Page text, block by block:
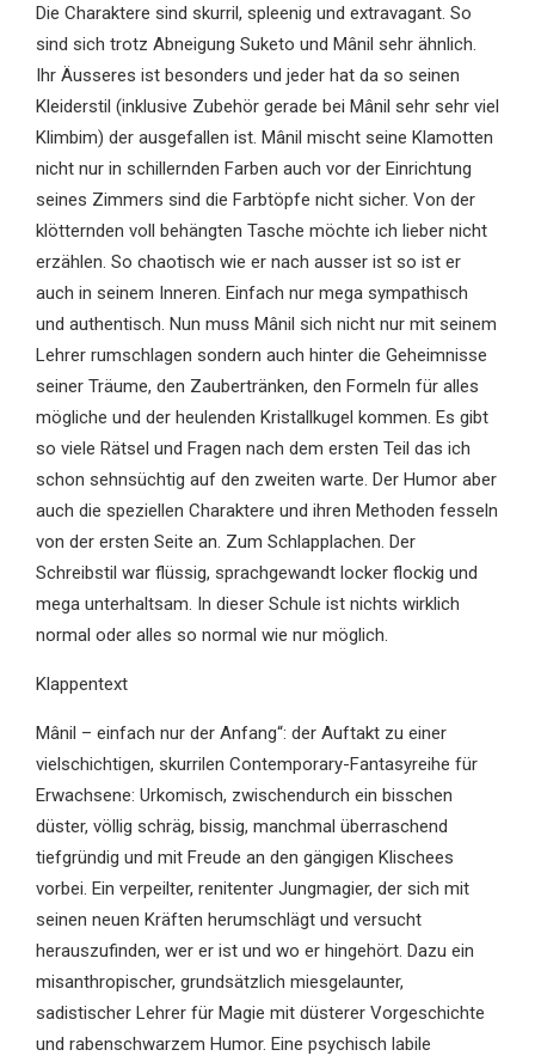
Die Charaktere sind skurril, spleenig und extravagant. So
sind sich trotz Abneigung Suketo und Mânil sehr ähnlich.
Ihr Äusseres ist besonders und jeder hat da so seinen
Kleiderstil (inklusive Zubehör gerade bei Mânil sehr sehr viel
Klimbim) der ausgefallen ist. Mânil mischt seine Klamotten
nicht nur in schillernden Farben auch vor der Einrichtung
seines Zimmers sind die Farbtöpfe nicht sicher. Von der
klötternden voll behängten Tasche möchte ich lieber nicht
erzählen. So chaotisch wie er nach ausser ist so ist er
auch in seinem Inneren. Einfach nur mega sympathisch
und authentisch. Nun muss Mânil sich nicht nur mit seinem
Lehrer rumschlagen sondern auch hinter die Geheimnisse
seiner Träume, den Zaubertränken, den Formeln für alles
mögliche und der heulenden Kristallkugel kommen. Es gibt
so viele Rätsel und Fragen nach dem ersten Teil das ich
schon sehnsüchtig auf den zweiten warte. Der Humor aber
auch die speziellen Charaktere und ihren Methoden fesseln
von der ersten Seite an. Zum Schlapplachen. Der
Schreibstil war flüssig, sprachgewandt locker flockig und
mega unterhaltsam. In dieser Schule ist nichts wirklich
normal oder alles so normal wie nur möglich.
Klappentext
Mânil – einfach nur der Anfang“: der Auftakt zu einer
vielschichtigen, skurrilen Contemporary-Fantasyreihe für
Erwachsene: Urkomisch, zwischendurch ein bisschen
düster, völlig schräg, bissig, manchmal überraschend
tiefgründig und mit Freude an den gängigen Klischees
vorbei. Ein verpeilter, renitenter Jungmagier, der sich mit
seinen neuen Kräften herumschlägt und versucht
herauszufinden, wer er ist und wo er hingehört. Dazu ein
misanthropischer, grundsätzlich miesgelaunter,
sadistischer Lehrer für Magie mit düsterer Vorgeschichte
und rabenschwarzem Humor. Eine psychisch labile